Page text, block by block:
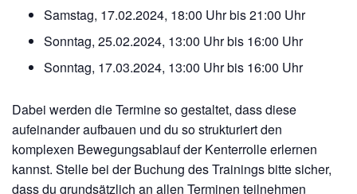
Samstag, 17.02.2024, 18:00 Uhr bis 21:00 Uhr
Sonntag, 25.02.2024, 13:00 Uhr bis 16:00 Uhr
Sonntag, 17.03.2024, 13:00 Uhr bis 16:00 Uhr
Dabei werden die Termine so gestaltet, dass diese
aufeinander aufbauen und du so strukturiert den
komplexen Bewegungsablauf der Kenterrolle erlernen
kannst. Stelle bei der Buchung des Trainings bitte sicher,
dass du grundsätzlich an allen Terminen teilnehmen